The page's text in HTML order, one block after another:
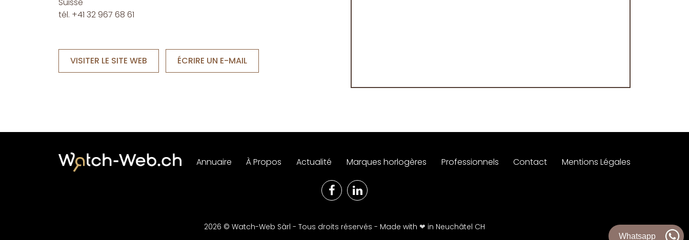
Suisse
tél. +41 32 967 68 61
VISITER LE SITE WEB ÉCRIRE UN E-MAIL
Annuaire À Propos Actualité Marques horlogères Professionnels Contact Mentions Légales
2026 © Watch-Web Sàrl - Tous droits réservés - Made with ❤︎ in Neuchâtel CH
Whatsapp